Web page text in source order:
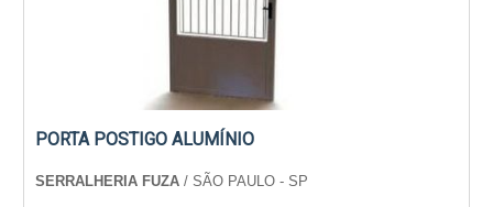
PORTA POSTIGO ALUMÍNIO
SERRALHERIA FUZA / SÃO PAULO - SP